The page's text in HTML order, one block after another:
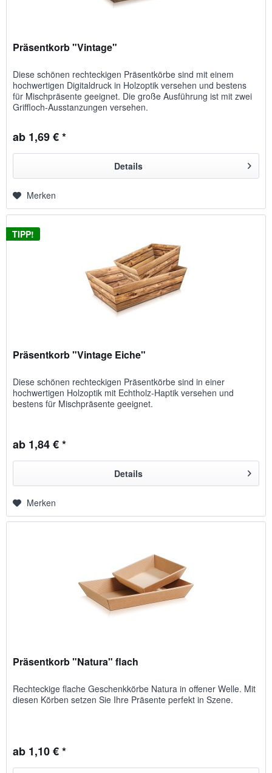
Präsentkorb "Vintage"
Diese schönen rechteckigen Präsentkörbe sind mit einem
hochwertigen Digitaldruck in Holzoptik versehen und bestens
für Mischpräsente geeignet. Die große Ausführung ist mit zwei
Griffloch-Ausstanzungen versehen.
ab 1,69 € *
Details
Merken
TIPP!
Präsentkorb "Vintage Eiche"
Diese schönen rechteckigen Präsentkörbe sind in einer
hochwertigen Holzoptik mit Echtholz-Haptik versehen und
bestens für Mischpräsente geeignet.
ab 1,84 € *
Details
Merken
Präsentkorb "Natura" flach
Rechteckige flache Geschenkkörbe Natura in offener Welle. Mit
diesen Körben setzen Sie Ihre Präsente perfekt in Szene.
ab 1,10 € *